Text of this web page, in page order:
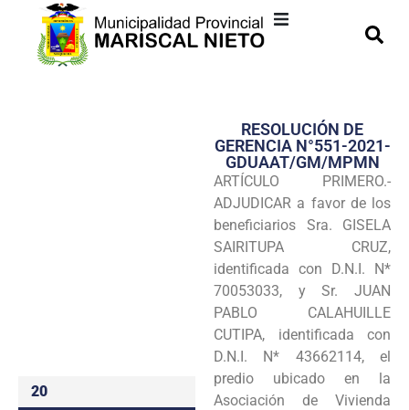
Transparencia
Seguridad
Programas
Intranet
20
RESOLUCIÓN DE
GERENCIA N°551-2021-
GDUAAT/GM/MPMN
ARTÍCULO PRIMERO.-
ADJUDICAR a favor de los
beneficiarios Sra. GISELA
SAIRITUPA CRUZ,
identificada con D.N.I. N*
70053033, y Sr. JUAN
PABLO CALAHUILLE
CUTIPA, identificada con
D.N.I. N* 43662114, el
predio ubicado en la
Asociación de Vivienda